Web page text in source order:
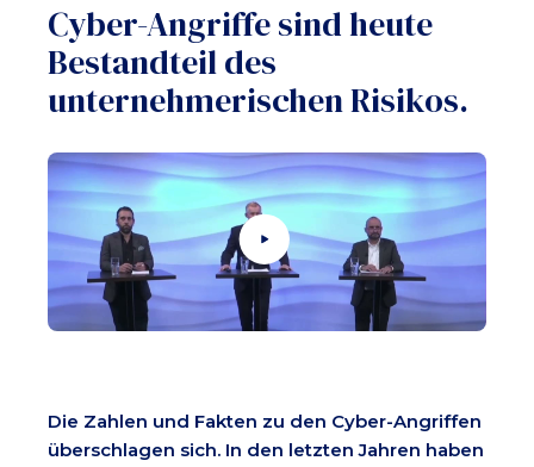
Cyber-Angriffe sind heute
Bestandteil des
unternehmerischen Risikos.
Die Zahlen und Fakten zu den Cyber-Angriffen
überschlagen sich. In den letzten Jahren haben